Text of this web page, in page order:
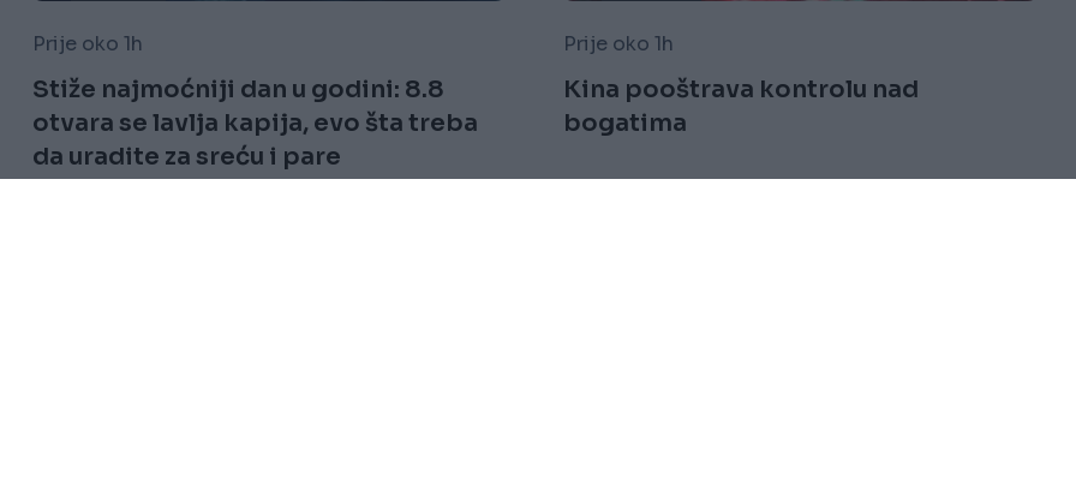
Prije oko 1h
Stiže najmoćniji dan u godini: 8.8
otvara se lavlja kapija, evo šta treba
da uradite za sreću i pare
Prije oko 1h
Kina pooštrava kontrolu nad
bogatima